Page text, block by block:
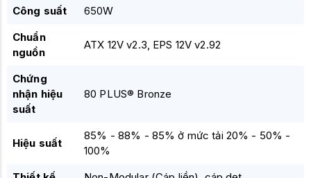
Công suất
650W
Chuẩn
nguồn
ATX 12V v2.3, EPS 12V v2.92
Chứng
nhận hiệu
suất
80 PLUS® Bronze
Hiệu suất
85% - 88% - 85% ở mức tải 20% - 50% -
100%